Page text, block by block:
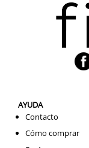
AYUDA
Contacto
Cómo comprar